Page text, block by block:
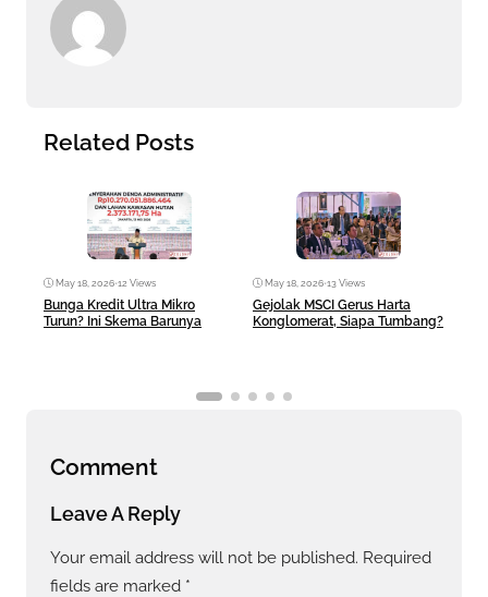
Related Posts
May 18, 2026•12 Views
Bunga Kredit Ultra Mikro
Turun? Ini Skema Barunya
May 18, 2026•13 Views
Gejolak MSCI Gerus Harta
Konglomerat, Siapa Tumbang?
Comment
Leave A Reply
Your email address will not be published. Required
fields are marked *